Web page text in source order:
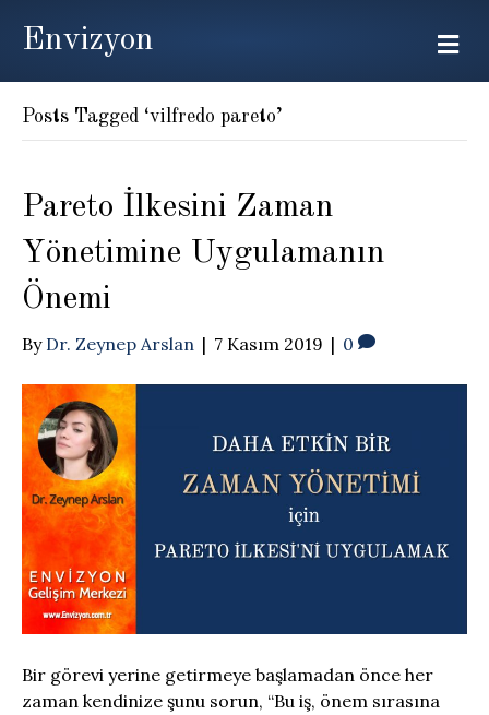
Envizyon
Posts Tagged ‘vilfredo pareto’
Pareto İlkesini Zaman
Yönetimine Uygulamanın
Önemi
By Dr. Zeynep Arslan | 7 Kasım 2019 | 0
Bir görevi yerine getirmeye başlamadan önce her
zaman kendinize şunu sorun, “Bu iş, önem sırasına